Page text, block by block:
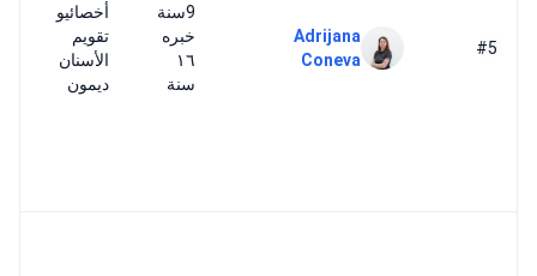
#5
Adrijana
Coneva
9سنة
خبره
١٦
سنة
أخصائيو
تقويم
الأسنان
ديمون